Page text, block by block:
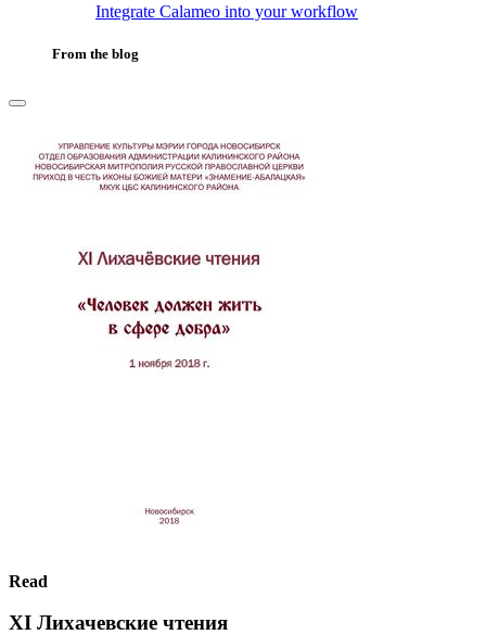
Integrate Calameo into your workflow
From the blog
Read
XI Лихачевские чтения